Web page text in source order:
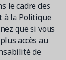
le cadre des
à la Politique
que si vous
accès au
de